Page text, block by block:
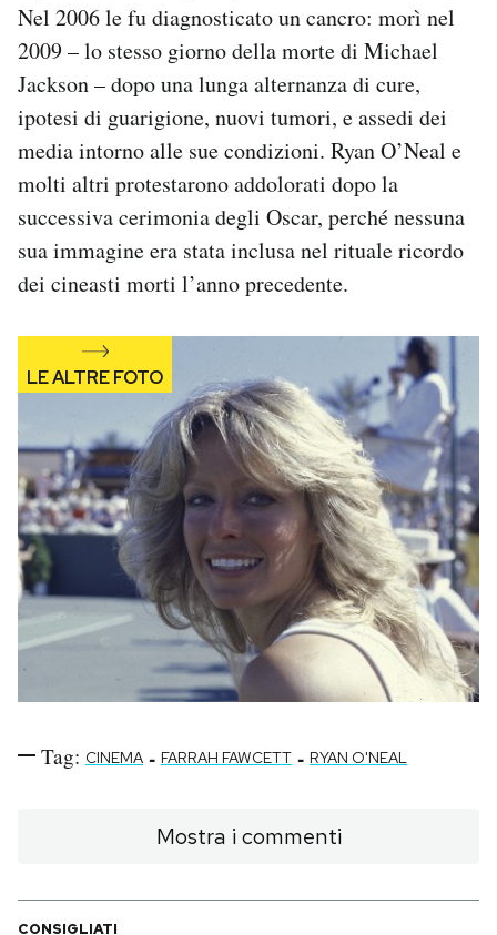
Nel 2006 le fu diagnosticato un cancro: morì nel
2009 – lo stesso giorno della morte di Michael
Jackson – dopo una lunga alternanza di cure,
ipotesi di guarigione, nuovi tumori, e assedi dei
media intorno alle sue condizioni. Ryan O’Neal e
molti altri protestarono addolorati dopo la
successiva cerimonia degli Oscar, perché nessuna
sua immagine era stata inclusa nel rituale ricordo
dei cineasti morti l’anno precedente.
Tag: CINEMA - FARRAH FAWCETT - RYAN O'NEAL
Mostra i commenti
CONSIGLIATI